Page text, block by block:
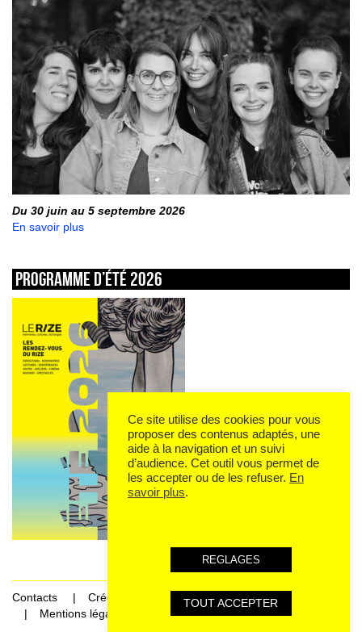
Du 30 juin au 5 septembre 2026
En savoir plus
Programme d’été 2026
Contacts
Crédits
Mentions légales et données personnelles
Ce site utilise des cookies pour vous
proposer des contenus adaptés, une
aide à la navigation et un suivi
d’audience. Cet outil vous permet de
les accepter ou de les refuser. En
savoir plus.
REGLAGES
TOUT ACCEPTER